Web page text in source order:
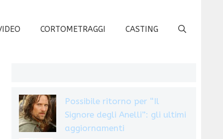
CORTOMETRAGGI CASTING
Possibile ritorno per “Il
Signore degli Anelli”: gli ultimi
aggiornamenti